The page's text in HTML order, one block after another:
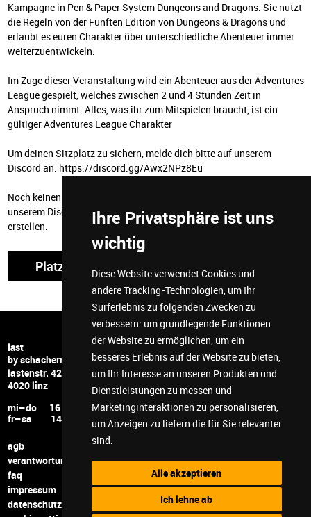
Ihre Privatsphäre ist uns
wichtig
Diese Website verwendet Cookies und
andere Tracking-Technologien, um Ihr
Surferlebnis zu folgenden Zwecken zu
verbessern: um grundlegende Funktionen
der Website zu ermöglichen, um ein
besseres Erlebnis auf der Website zu bieten,
um Ihr Interesse an unseren Produkten und
Dienstleistungen zu messen und
Marketinginteraktionen zu personalisieren,
um Anzeigen zu liefern die für Sie relevanter
sind.
Alle akzeptieren
Ich lehne ab
Kampagne in Pen & Paper System Dungeons and Dragons. Sie nutzt
die Regeln von der Fünften Edition von Dungeons & Dragons und
erlaubt es euren Charakter über unterschiedliche Abenteuer immer
weiterzuentwickeln.
Im Zuge dieser Veranstaltung wird ein Abenteuer aus der Adventures
League gespielt, welches zwischen 2 und 4 Stunden Zeit in
Anspruch nimmt. Alles, was ihr zum Mitspielen braucht, ist ein
gültiger Adventures League Charakter
Um deinen Sitzplatz zu sichern, melde dich bitte auf unserem
Discord an: https://discord.gg/Awx2NPz8Eu
Noch keinen Adventures League Charakter? Kein Problem, tritt
unserem Discord bei und wir helfen dir gerne einen Charakter zu
erstellen.
Platz reservieren
last
by schachermayer
lastenstr. 42
4020 linz
mi–do 16 – 24
fr–sa 14 – 24
+43 732 6599 5278
hi@last-space.at
facebook
instagram
youtube
twitch
discord
agb
verantwortung
faq
impressum
datenschutz